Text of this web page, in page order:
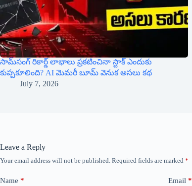
సామ్‌సంగ్ రికార్డ్ లాభాలు ప్రకటించినా స్టాక్ ఎందుకు
కుప్పకూలింది? AI మెమరీ బూమ్ వెనుక అసలు కథ
July 7, 2026
Leave a Reply
Your email address will not be published. Required fields are marked *
Name * Email *